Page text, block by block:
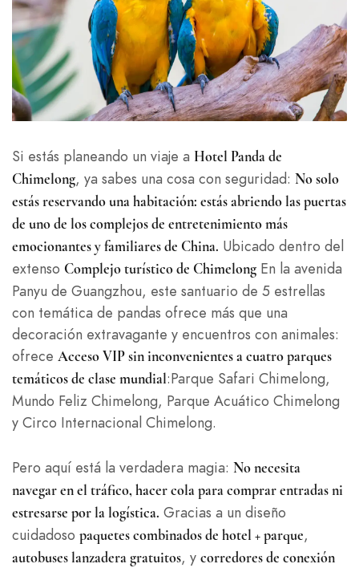
Si estás planeando un viaje a Hotel Panda de
Chimelong, ya sabes una cosa con seguridad: No solo
estás reservando una habitación: estás abriendo las puertas
de uno de los complejos de entretenimiento más
emocionantes y familiares de China. Ubicado dentro del
extenso Complejo turístico de Chimelong En la avenida
Panyu de Guangzhou, este santuario de 5 estrellas
con temática de pandas ofrece más que una
decoración extravagante y encuentros con animales:
ofrece Acceso VIP sin inconvenientes a cuatro parques
temáticos de clase mundial:Parque Safari Chimelong,
Mundo Feliz Chimelong, Parque Acuático Chimelong
y Circo Internacional Chimelong.
Pero aquí está la verdadera magia: No necesita
navegar en el tráfico, hacer cola para comprar entradas ni
estresarse por la logística. Gracias a un diseño
cuidadoso paquetes combinados de hotel + parque,
autobuses lanzadera gratuitos, y corredores de conexión